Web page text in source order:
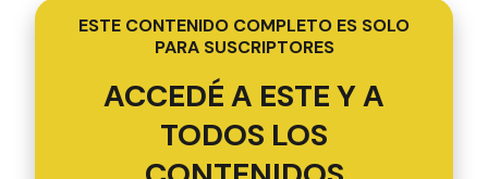
ESTE CONTENIDO COMPLETO ES SOLO
PARA SUSCRIPTORES
ACCEDÉ A ESTE Y A
TODOS LOS